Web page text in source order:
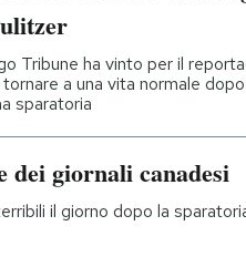
Tribune ha vinto per il
tornare a una vita normale
sparatoria
dei giornali canadesi
il giorno dopo la